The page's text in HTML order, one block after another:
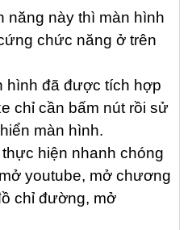
này thì màn hình
chức năng ở trên
hình đã được tích hợp
chỉ cần bấm nút rồi sử
màn hình.
hiện nhanh chóng
youtube, mở chương
chỉ đường, mở